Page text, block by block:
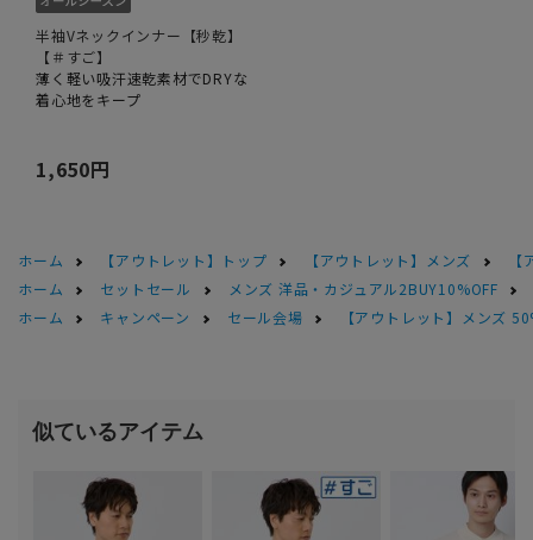
半袖Vネックインナー【秒乾】
【＃すご】
薄く軽い吸汗速乾素材でDRYな
着心地をキープ
1,650円
ホーム 【アウトレット】トップ 【アウトレット】メンズ
ホーム
セットセール
メンズ 洋品・カジュアル2BUY10%OFF
ホーム
キャンペーン セール会場 【アウトレット】メンズ